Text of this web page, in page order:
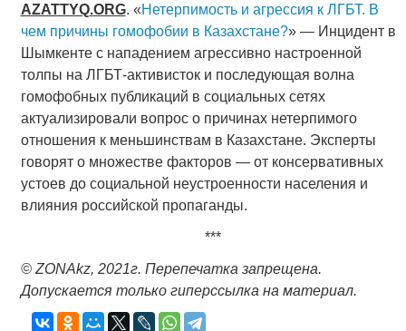
AZATTYQ.ORG. «Нетерпимость и агрессия к ЛГБТ. В
чем причины гомофобии в Казахстане?» — Инцидент в
Шымкенте с нападением агрессивно настроенной
толпы на ЛГБТ-активисток и последующая волна
гомофобных публикаций в социальных сетях
актуализировали вопрос о причинах нетерпимого
отношения к меньшинствам в Казахстане. Эксперты
говорят о множестве факторов — от консервативных
устоев до социальной неустроенности населения и
влияния российской пропаганды.
***
© ZONAkz, 2021г. Перепечатка запрещена.
Допускается только гиперссылка на материал.